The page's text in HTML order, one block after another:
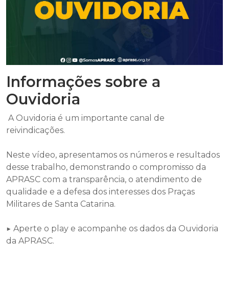
Informações sobre a
Ouvidoria
A Ouvidoria é um importante canal de
reivindicações.
Neste vídeo, apresentamos os números e resultados
desse trabalho, demonstrando o compromisso da
APRASC com a transparência, o atendimento de
qualidade e a defesa dos interesses dos Praças
Militares de Santa Catarina.
▶️ Aperte o play e acompanhe os dados da Ouvidoria
da APRASC.